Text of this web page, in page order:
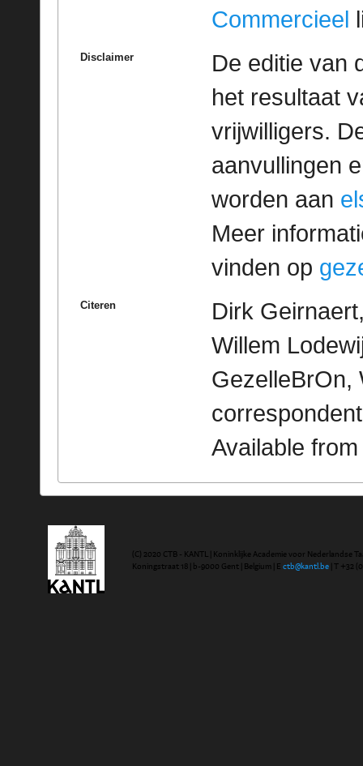
Commercieel
Disclaimer
De editie van
het resultaat
vrijwilligers.
aanvullingen
worden aan
Meer
vinden op
Citeren
Dirk
Willem
GezelleBrOn,
Available
(C) 2020 CTB - KANTL | Koninklijke Academie voor Nederlandse
Koningstraat 18 | b-9000 Gent | Belgium | E ctb@kantl.be | T +32